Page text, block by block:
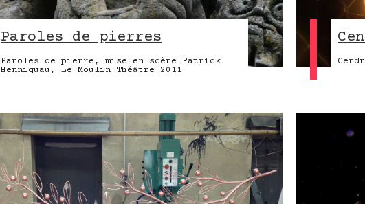
Paroles de pierres
Paroles de pierre, mise en scène Patrick
Henniquau, Le Moulin Théâtre 2011